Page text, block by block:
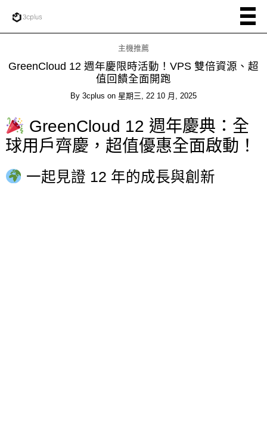
主機推薦
GreenCloud 12 週年慶限時活動！VPS 雙倍資源、超
值回饋全面開跑
By 3cplus on 星期三, 22 10 月, 2025
GreenCloud 12 週年慶典：全
球用戶齊慶，超值優惠全面啟動！
一起見證 12 年的成長與創新